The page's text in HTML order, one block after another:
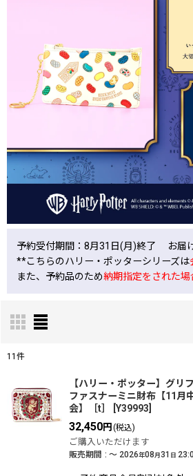
予約受付期間：8月31日(月)終了 お届
**こちらのハリー・ポッターシリーズは
また、予約品のため納期指定をされた場
在庫あり
11 件
【ハリー・ポッター】グリ
ファスナーミニ財布【11月
会】［t］
Y39993
32,450円 (税込)
ご購入いただけます
販売期間 : ～ 2026年08月31 日